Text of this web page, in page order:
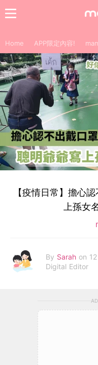
Home APP限定內容!
【疫情日常】擔心
上孫女
By Sarah on
Digital Editor